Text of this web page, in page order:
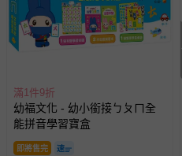
滿1件9折
幼福文化 - 幼小銜接ㄅㄆㄇ全
能拼音學習寶盒
即將售完